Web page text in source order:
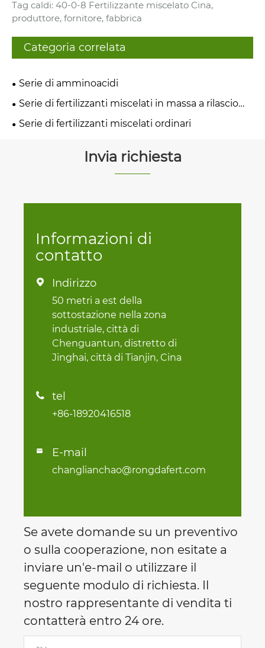
Tag caldi: 40-0-8 Fertilizzante miscelato Cina,
produttore, fornitore, fabbrica
Categoria correlata
Serie di amminoacidi
Serie di fertilizzanti miscelati in massa a rilascio
controllato
Serie di fertilizzanti miscelati ordinari
Invia richiesta
Informazioni di
contatto
 Indirizzo
50 metri a est della
sottostazione nella zona
industriale, città di
Chenguantun, distretto di
Jinghai, città di Tianjin, Cina
 tel
+86-18920416518
 E-mail
changlianchao@rongdafert.com
Se avete domande su un preventivo
o sulla cooperazione, non esitate a
inviare un'e-mail o utilizzare il
seguente modulo di richiesta. Il
nostro rappresentante di vendita ti
contatterà entro 24 ore.